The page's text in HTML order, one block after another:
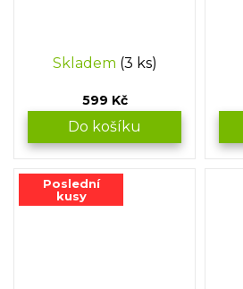
Skladem (3 ks)
599 Kč
Do košíku
Poslední
kusy